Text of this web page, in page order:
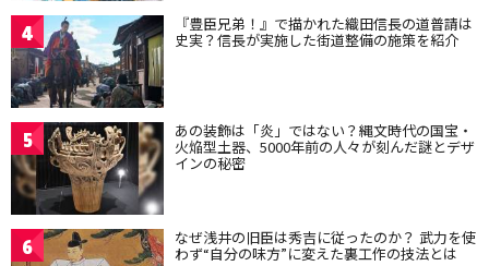
4 『豊臣兄弟！』で描かれた織田信長の道普請は
史実？信長が実施した街道整備の施策を紹介
5 あの装飾は「炎」ではない？縄文時代の国宝・
火焔型土器、5000年前の人々が刻んだ謎とデザ
インの秘密
6 なぜ浅井の旧臣は秀吉に従ったのか？ 武力を使
わず“自分の味方”に変えた裏工作の技法とは